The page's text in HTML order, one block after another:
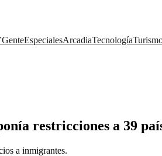
GenteEspecialesArcadiaTecnología
restricciones a 39
a inmigrantes.